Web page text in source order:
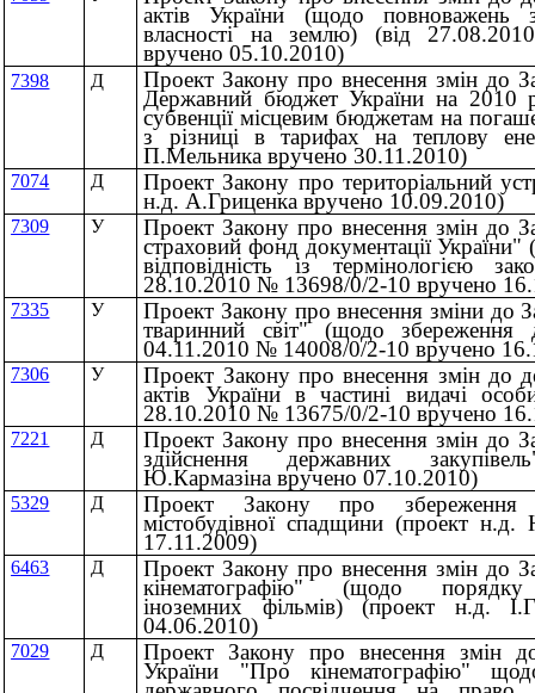
актів України (щодо повноважень
власності на землю) (вiд
вручено 05.10.2010)
7398 Д Проект Закону про внесення змін до
Державний бюджет України на 2010
субвенції місцевим бюджетам на
з різниці в тарифах на теплову
П.Мельника вручено 30.11.2010)
7074 Д Проект Закону про територіальний
н.д. А.Гриценка вручено 10.09.2010)
7309 У Проект Закону про внесення змін до
страховий фонд документації
відповідність із термінологією
28.10.2010 № 13698/0/2-10 вручено
7335 У Проект Закону про внесення зміни до
тваринний світ" (щодо збереження
04.11.2010 № 14008/0/2-10 вручено
7306 У Проект Закону про внесення змін до
актів України в частині видачі
28.10.2010 № 13675/0/2-10 вручено
7221 Д Проект Закону про внесення змін до
здійснення державних
Ю.Кармазіна вручено 07.10.2010)
5329 Д Проект Закону про збереження
містобудівної спадщини (проект
17.11.2009)
6463 Д Проект Закону про внесення змін до
кінематографію" (щодо порядку
іноземних фільмів) (проект н.д.
04.06.2010)
7029 Д Проект Закону про внесення змін
України "Про кінематографію"